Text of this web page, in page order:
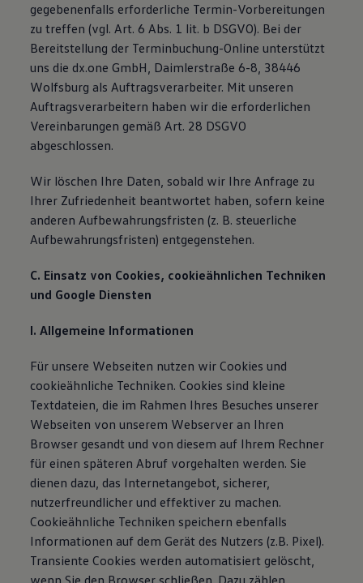
gegebenenfalls erforderliche Termin-Vorbereitungen
zu treffen (vgl. Art. 6 Abs. 1 lit. b DSGVO). Bei der
Bereitstellung der Terminbuchung-Online unterstützt
uns die dx.one GmbH, Daimlerstraße 6-8, 38446
Wolfsburg als Auftragsverarbeiter. Mit unseren
Auftragsverarbeitern haben wir die erforderlichen
Vereinbarungen gemäß Art. 28 DSGVO
abgeschlossen.
Wir löschen Ihre Daten, sobald wir Ihre Anfrage zu
Ihrer Zufriedenheit beantwortet haben, sofern keine
anderen Aufbewahrungsfristen (z. B. steuerliche
Aufbewahrungsfristen) entgegenstehen.
C. Einsatz von Cookies, cookieähnlichen Techniken
und Google Diensten
I. Allgemeine Informationen
Für unsere Webseiten nutzen wir Cookies und
cookieähnliche Techniken. Cookies sind kleine
Textdateien, die im Rahmen Ihres Besuches unserer
Webseiten von unserem Webserver an Ihren
Browser gesandt und von diesem auf Ihrem Rechner
für einen späteren Abruf vorgehalten werden. Sie
dienen dazu, das Internetangebot, sicherer,
nutzerfreundlicher und effektiver zu machen.
Cookieähnliche Techniken speichern ebenfalls
Informationen auf dem Gerät des Nutzers (z.B. Pixel).
Transiente Cookies werden automatisiert gelöscht,
wenn Sie den Browser schließen. Dazu zählen